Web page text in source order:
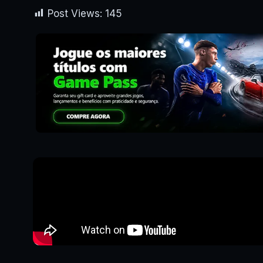
Post Views: 145